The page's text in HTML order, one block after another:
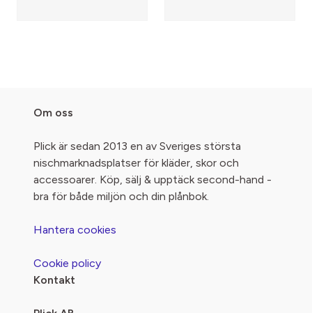
Om oss
Plick är sedan 2013 en av Sveriges största
nischmarknadsplatser för kläder, skor och
accessoarer. Köp, sälj & upptäck second-hand -
bra för både miljön och din plånbok.
Hantera cookies
Cookie policy
Kontakt